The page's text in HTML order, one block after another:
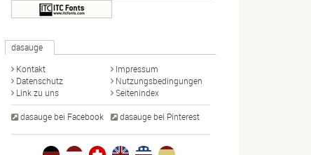
dasauge
Kontakt
Impressum
Datenschutz
Nutzungsbedingungen
Link zu uns
Seitenindex
dasauge bei Facebook dasauge bei Pinterest